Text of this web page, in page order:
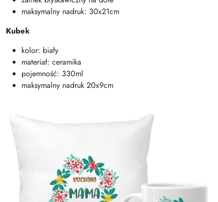
maksymalny nadruk: 30x21cm
Kubek
kolor: biały
materiał: ceramika
pojemność: 330ml
maksymalny nadruk 20x9cm